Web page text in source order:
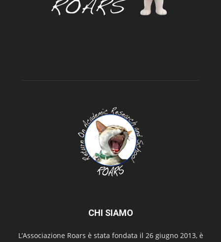
CHI SIAMO
L’Associazione Roars è stata fondata il 26 giugno 2013, è